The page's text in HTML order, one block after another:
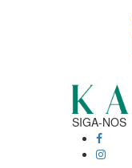
SIGA-NOS